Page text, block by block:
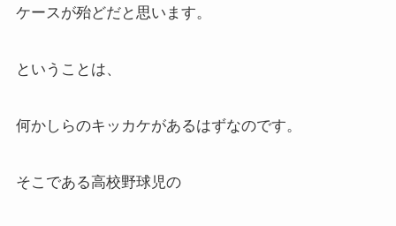
ケースが殆どだと思います。
ということは、
何かしらのキッカケがあるはずなのです。
そこである高校野球児の